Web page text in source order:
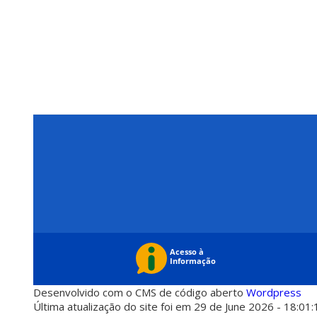
Desenvolvido com o CMS de código aberto Wordpress
Última atualização do site foi em 29 de June 2026 -